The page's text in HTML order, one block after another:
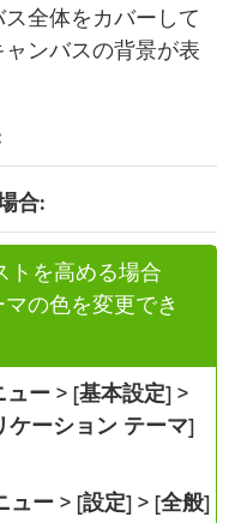
全体をカバーして
ンバスの背景が表
合:
トを高める場合
の色を変更でき
ュー > [基本設定] >
ケーション テーマ]
ュー > [設定] > [全般]